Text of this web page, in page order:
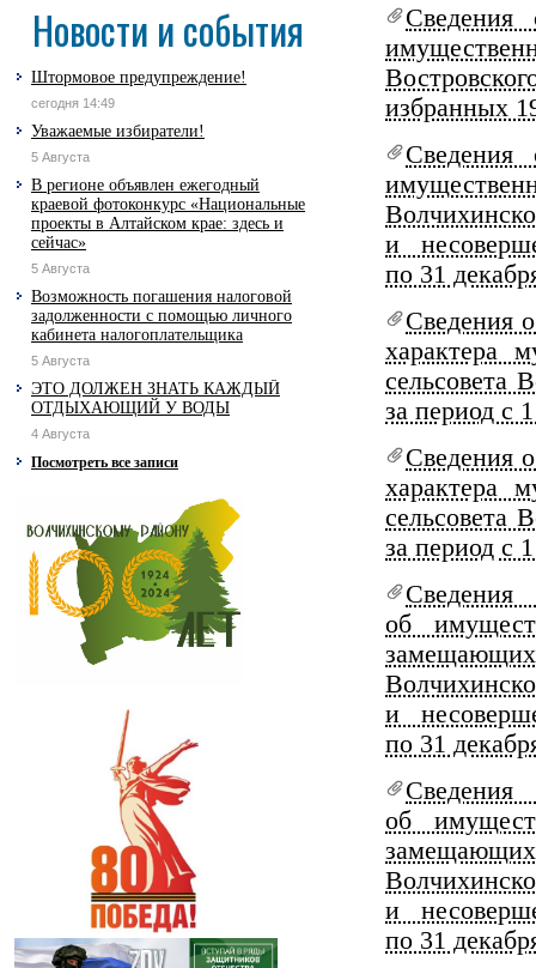
Новости и события
Штормовое предупреждение!
сегодня 14:49
Уважаемые избиратели!
5 Августа
В регионе объявлен ежегодный
краевой фотоконкурс «Национальные
проекты в Алтайском крае: здесь и
сейчас»
5 Августа
Возможность погашения налоговой
задолженности с помощью личного
кабинета налогоплательщика
5 Августа
ЭТО ДОЛЖЕН ЗНАТЬ КАЖДЫЙ
ОТДЫХАЮЩИЙ У ВОДЫ
4 Августа
Посмотреть все записи
Сведения
избранных
Сведения
и
по 31
Сведения
характера
сельсовета
за период с
Сведения
характера
сельсовета
за период с
об
и
по 31
об
и
по 31